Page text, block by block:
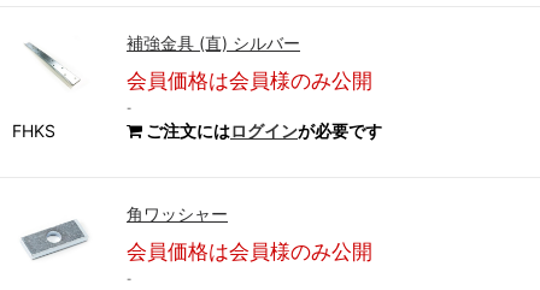
FHKS
補強金具 (直) シルバー
会員価格は会員様のみ公開
-
ご注文にはログインが必要です
角ワッシャー
会員価格は会員様のみ公開
-